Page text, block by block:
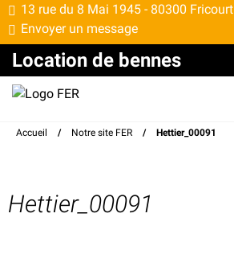
13 rue du 8 Mai 1945 - 80300 Fricourt
Envoyer un message
Location de bennes
Accueil / Notre site FER / Hettier_00091
Hettier_00091